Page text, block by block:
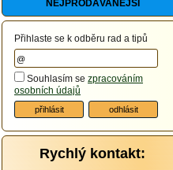
NEJPRODÁVANĚJŠÍ
Přihlaste se k odběru rad a tipů
Souhlasím se zpracováním
osobních údajů
Rychlý kontakt: